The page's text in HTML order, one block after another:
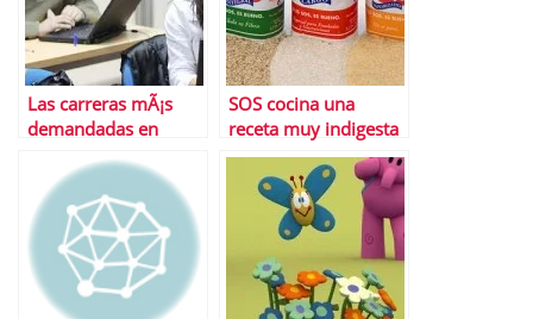
Las carreras mÃ¡s
demandadas en
SOS cocina una
receta muy indigesta
para Ruiz-Mateos